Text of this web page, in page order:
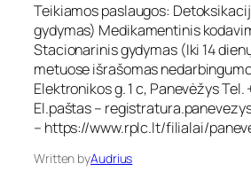
s
l
i
g
ų
c
e
n
t
r
ž
i
o
p
r
i
k
l
u
Teikiamos paslaugos:
gydymas) Medikamentinis
Stacionarinis gydymas (Iki 14
metuose išrašomas
Elektronikos g. 1 c, Panevėžys Tel.
El.paštas –
– https://www.rplc.lt/filialai/
Written byAudrius